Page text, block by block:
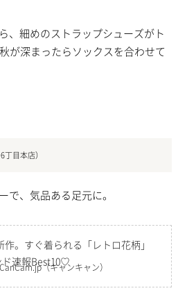
、細めのストラップシューズがト
が深まったらソックスを合わせて
目本店）
で、気品ある足元に。
。すぐ着られる「レトロ花柄」
ド速報Best10♡
CanCam.jp（キャンキャン）